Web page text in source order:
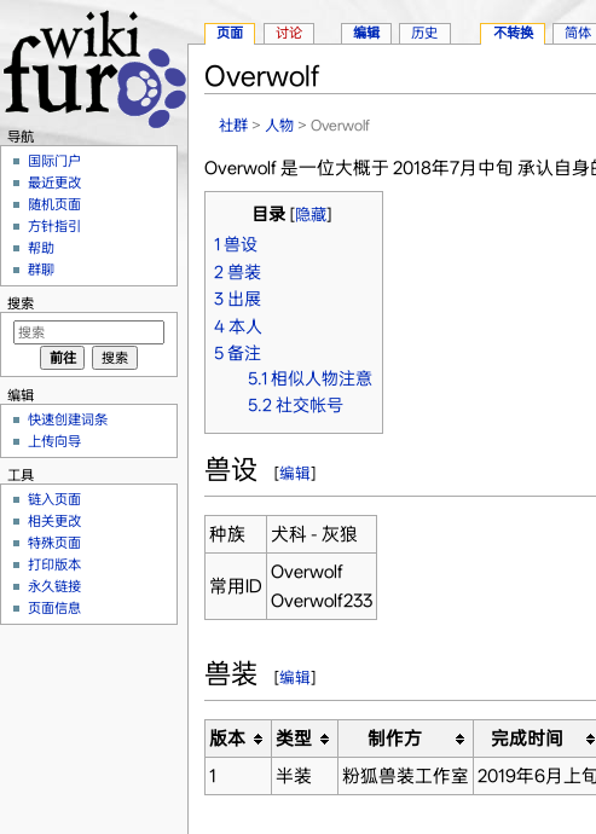
Overwolf
社群 > 人物 > Overwolf
Overwolf 是一位大概于 2018年7月中旬 承认自身
目录[隐藏]
1 兽设
2 兽装
3 出展
4 本人
5 备注
5.1 相似人物注意
5.2社交帐号
兽设 [编辑]
种族 犬科 - 灰狼
常用ID
Overwolf
Overwolf233
兽装 [编辑]
版本 类型 制作方 完成时间
1
半装 粉狐兽装工作室 2019年6月上
页面 讨论 编辑 历史 不转换 简体
导航
国际门户
最近更改
随机页面
方针指引
帮助
群聊
搜索
编辑
快速创建词条
上传向导
工具
链入页面
相关更改
特殊页面
打印版本
永久链接
页面信息